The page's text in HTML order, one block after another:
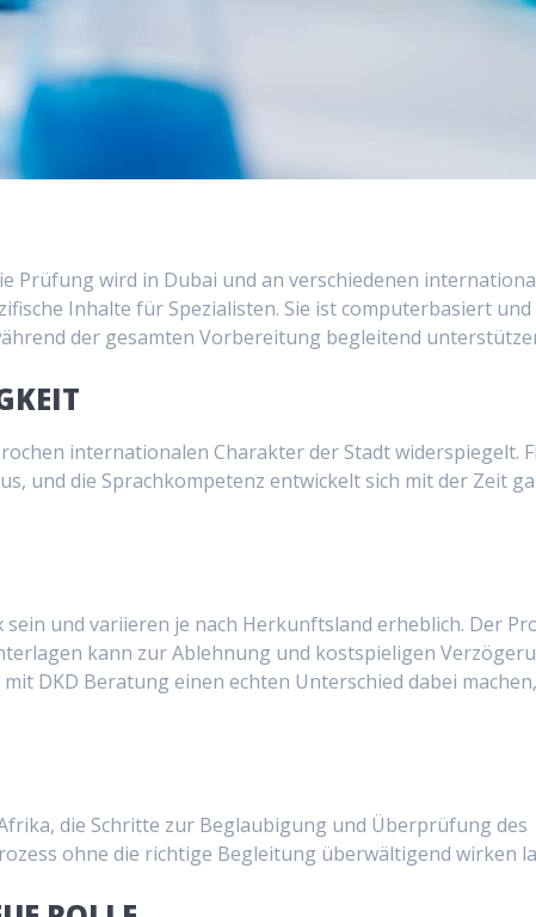
Prüfung wird in Dubai und an verschiedenen
Inhalte für Spezialisten. Sie ist computerbasiert
der gesamten Vorbereitung begleitend
internationalen Charakter der Stadt widerspiegelt.
und die Sprachkompetenz entwickelt sich mit der Zeit
und variieren je nach Herkunftsland erheblich. Der
kann zur Ablehnung und kostspieligen
DKD Beratung einen echten Unterschied dabei
die Schritte zur Beglaubigung und Überprüfung des
ohne die richtige Begleitung überwältigend wirken